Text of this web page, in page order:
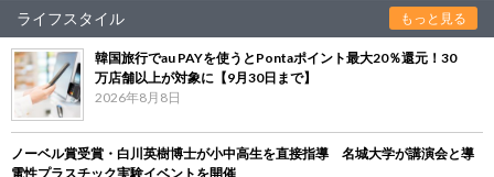
ライフスタイル もっと見る
韓国旅行でau PAYを使うとPontaポイント最大20％還元！30
万店舗以上が対象に【9月30日まで】
2026年8月8日
ノーベル賞受賞・白川英樹博士が小中高生を直接指導 名城大学が講演会と導
電性プラスチック実験イベントを開催